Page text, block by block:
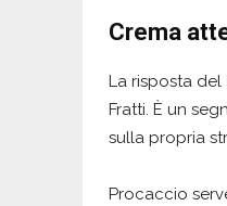
Crema
La risposta
Fratti. È un
sulla propria
Procaccio